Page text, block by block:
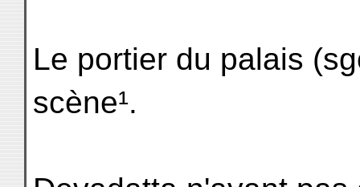
Le portier du palais
scène¹.